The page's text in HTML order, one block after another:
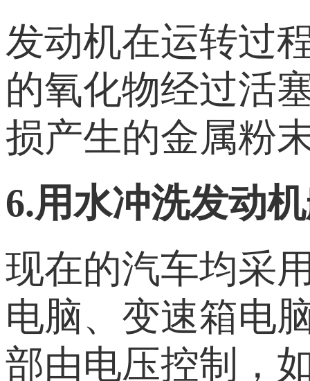
发动机在运转过
的氧化物经过活
损产生的金属粉
6.用水冲洗发动
现在的汽车均采
电脑、变速箱电
部由电压控制，